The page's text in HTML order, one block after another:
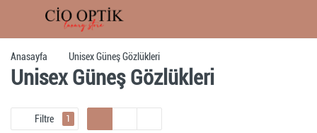
Anasayfa Unisex Güneş Gözlükleri
Unisex Güneş Gözlükleri
Filtre 1